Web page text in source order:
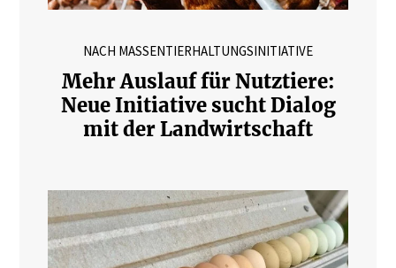
NACH MASSENTIERHALTUNGSINITIATIVE
Mehr Auslauf für Nutztiere:
Neue Initiative sucht Dialog
mit der Landwirtschaft